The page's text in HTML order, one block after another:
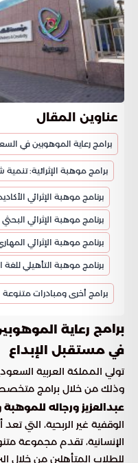
عناوين المقال
برامج رعاية الموهوبين في
برامج موهبة الإثرائية: تنمية
برنامج موهبة الإثرائي
برنامج موهبة الإثرائي البحثي
برنامج موهبة الإثرائي
برنامج موهبة التأهيلي للغة
برامج أخرى ومبادرات متنوعة
برامج رعاية
في مستقبل الإبداع
تولي المملكة العربية
وذلك من خلال برامج
عبدالعزيز ورجاله
الوقفية غير الربحية، التي
الإنسانية، تقدم مجموعة
للطلاب المتأهلين من خلال